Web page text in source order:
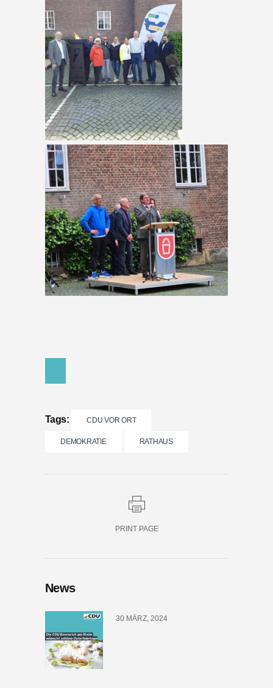
Tags: CDU VOR ORT
DEMOKRATIE RATHAUS
PRINT PAGE
News
30 MÄRZ, 2024